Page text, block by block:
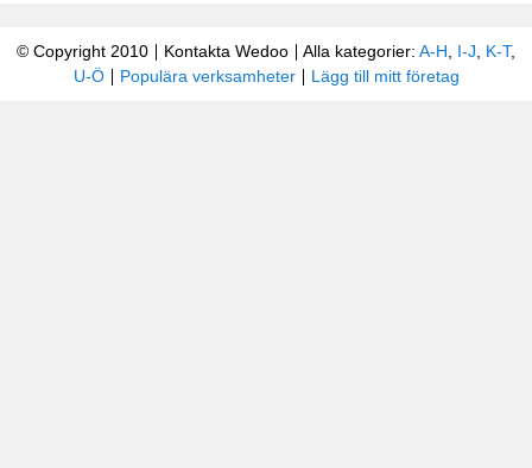
© Copyright 2010 Kontakta Wedoo Alla kategorier: A-H I-J K-T,
U-Ö
Populära verksamheter Lägg till mitt företag